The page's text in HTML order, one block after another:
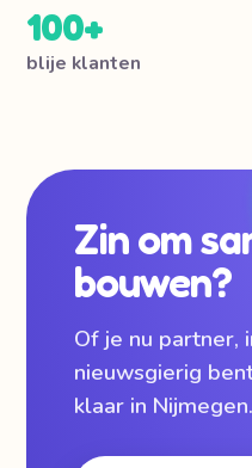
100+
blije klanten
Zin om
bouwen?
Of je nu partner,
nieuwsgierig
klaar in Nijmegen.